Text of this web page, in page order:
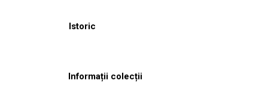
Istoric
Informații colecții